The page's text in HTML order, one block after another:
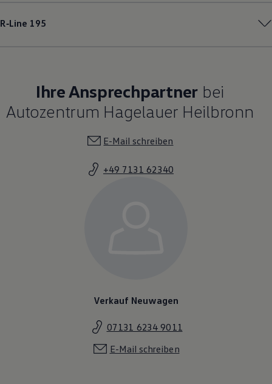
R‑Line 195
Ihre Ansprechpartner bei
Autozentrum Hagelauer Heilbronn
E-Mail schreiben
+49 7131 62340
Verkauf Neuwagen
07131 6234 9011
E-Mail schreiben